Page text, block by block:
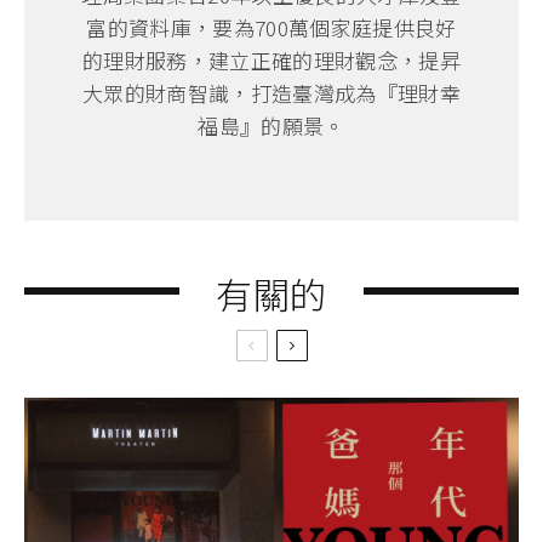
富的資料庫，要為700萬個家庭提供良好
的理財服務，建立正確的理財觀念，提昇
大眾的財商智識，打造臺灣成為『理財幸
福島』的願景。
有關的